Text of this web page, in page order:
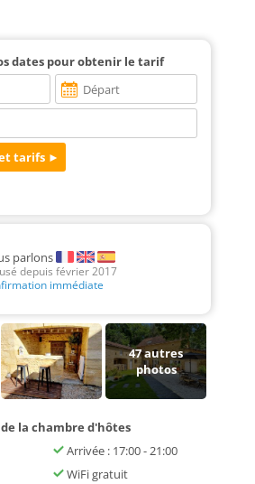
dates pour obtenir le tarif
parlons
depuis février 2017
immédiate
47autres
photos
la chambre d'hôtes
Arrivée : 17:00 - 21:00
WiFi gratuit